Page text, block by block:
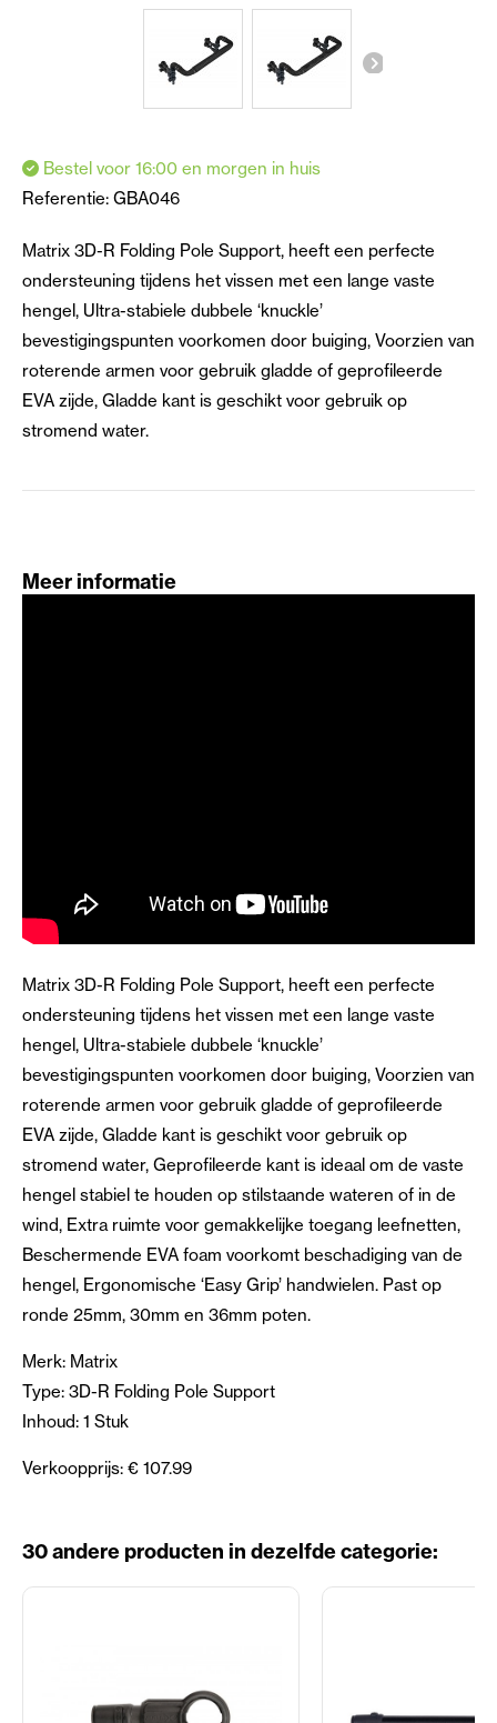
Bestel voor 16:00 en morgen in huis
Referentie: GBA046
Matrix 3D-R Folding Pole Support, heeft een perfecte
ondersteuning tijdens het vissen met een lange vaste
hengel, Ultra-stabiele dubbele ‘knuckle’
bevestigingspunten voorkomen door buiging, Voorzien van
roterende armen voor gebruik gladde of geprofileerde
EVA zijde, Gladde kant is geschikt voor gebruik op
stromend water.
Meer informatie
Matrix 3D-R Folding Pole Support, heeft een perfecte
ondersteuning tijdens het vissen met een lange vaste
hengel, Ultra-stabiele dubbele ‘knuckle’
bevestigingspunten voorkomen door buiging, Voorzien van
roterende armen voor gebruik gladde of geprofileerde
EVA zijde, Gladde kant is geschikt voor gebruik op
stromend water, Geprofileerde kant is ideaal om de vaste
hengel stabiel te houden op stilstaande wateren of in de
wind, Extra ruimte voor gemakkelijke toegang leefnetten,
Beschermende EVA foam voorkomt beschadiging van de
hengel, Ergonomische ‘Easy Grip’ handwielen. Past op
ronde 25mm, 30mm en 36mm poten.
Merk: Matrix
Type: 3D-R Folding Pole Support
Inhoud: 1 Stuk
Verkoopprijs: € 107.99
30 andere producten in dezelfde categorie: